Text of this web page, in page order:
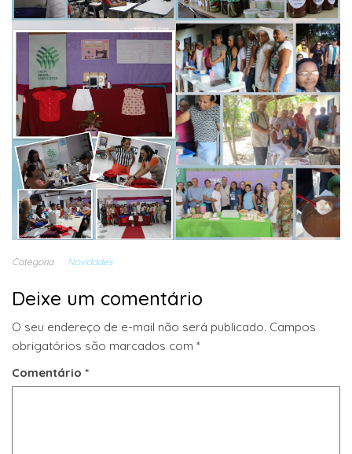
Categoria Novidades
Deixe um comentário
O seu endereço de e-mail não será publicado. Campos
obrigatórios são marcados com *
Comentário *